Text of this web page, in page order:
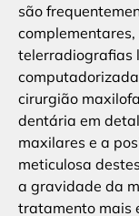
são
telerradiografias
cirurgião
dentária em
maxilares e a
meticulosa
a gravidade da
tratamento mais